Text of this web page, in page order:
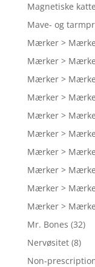
Magnetiske
Mave- og
Mærker >
Mærker >
Mærker >
Mærker >
Mærker >
Mærker >
Mærker >
Mærker >
Mærker >
Mærker >
Mr. Bones (32)
Nervøsitet (8)
Non-